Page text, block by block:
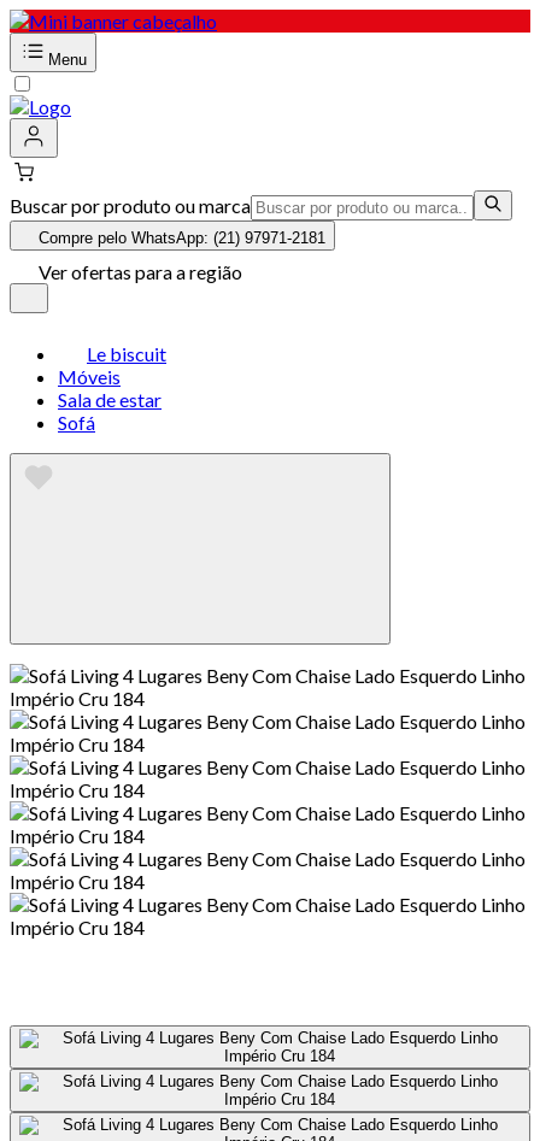
Menu
Buscar por produto ou marca
Compre pelo WhatsApp: (21) 97971-2181
Ver ofertas para a região
Le biscuit
Móveis
Sala de estar
Sofá